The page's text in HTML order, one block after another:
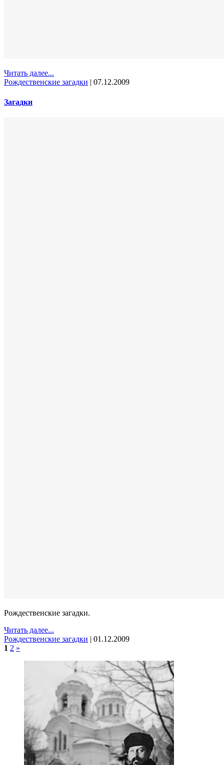
Читать далее...
Рождественские загадки | 07.12.2009
Загадки
Рождественские загадки.
Читать далее...
Рождественские загадки | 01.12.2009
1 2 »